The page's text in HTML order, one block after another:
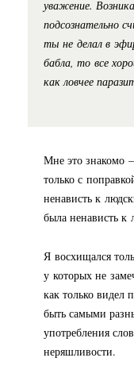
уважение.
подсознательно
ты не делал в
бабла, то все
как ловчее
Мне это знакомо
только с
ненависть к
была ненависть к
Я восхищался
у которых не
как только
быть самыми
употребления
неряшливости.